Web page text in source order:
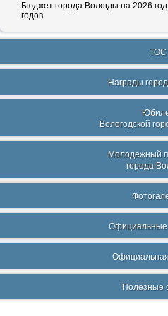
Бюджет города Вологды на 2026
годов.
ТОС
Награды
Вологодской
Молодежный
города
Полезные